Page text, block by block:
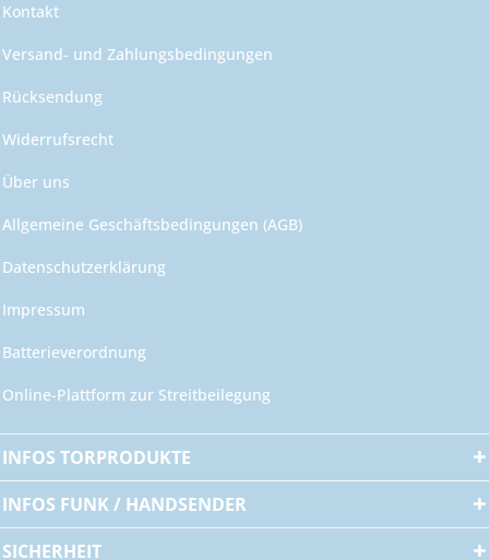
Kontakt
Versand- und Zahlungsbedingungen
Rücksendung
Widerrufsrecht
Über uns
Allgemeine Geschäftsbedingungen (AGB)
Datenschutzerklärung
Impressum
Batterieverordnung
Online-Plattform zur Streitbeilegung
INFOS TORPRODUKTE
INFOS FUNK / HANDSENDER
SICHERHEIT